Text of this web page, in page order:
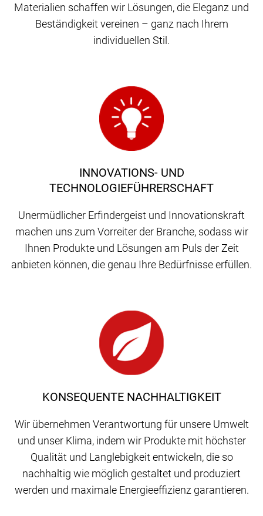
Materialien schaffen wir Lösungen, die Eleganz und
Beständigkeit vereinen – ganz nach Ihrem
individuellen Stil.
KONSEQUENTE NACHHALTIGKEIT
Wir übernehmen Verantwortung für unsere Umwelt
und unser Klima, indem wir Produkte mit höchster
Qualität und Langlebigkeit entwickeln, die so
nachhaltig wie möglich gestaltet und produziert
werden und maximale Energieeffizienz garantieren.
INNOVATIONS- UND
TECHNOLOGIEFÜHRERSCHAFT
Unermüdlicher Erfindergeist und Innovationskraft
machen uns zum Vorreiter der Branche, sodass wir
Ihnen Produkte und Lösungen am Puls der Zeit
anbieten können, die genau Ihre Bedürfnisse erfüllen.